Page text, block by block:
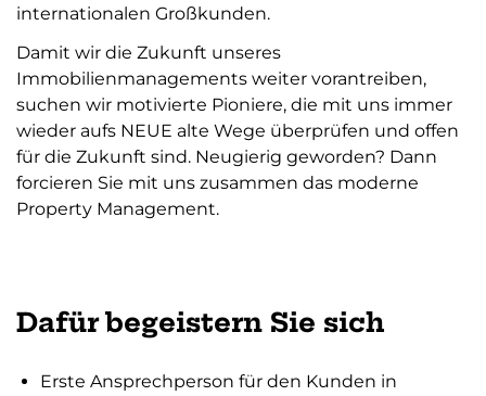
internationalen Großkunden.
Damit wir die Zukunft unseres
Immobilienmanagements weiter vorantreiben,
suchen wir motivierte Pioniere, die mit uns immer
wieder aufs NEUE alte Wege überprüfen und offen
für die Zukunft sind. Neugierig geworden? Dann
forcieren Sie mit uns zusammen das moderne
Property Management.
Dafür begeistern Sie sich
Erste Ansprechperson für den Kunden in